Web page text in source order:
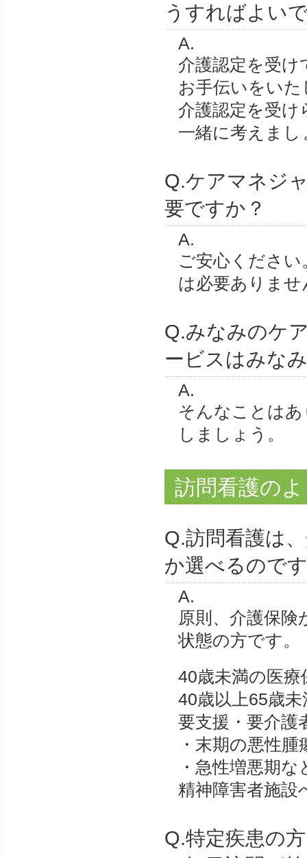
うすればよい
A.
介護認定を受
お手伝いをいた
介護認定を受
一緒に考えまし
Q.ケアマネジ
要ですか？
A.
ご安心くださ
は必要ありませ
Q.みなみのケ
ービスはみな
A.
そんなことは
しましょう。
訪問看護の
Q.訪問看護は
か選べるので
A.
原則、介護保
状態の方です。
40歳未満の医
40歳以上65歳
要支援・要介護
・末期の悪性
・急性増悪期
精神障害者施設
Q.特定疾患の